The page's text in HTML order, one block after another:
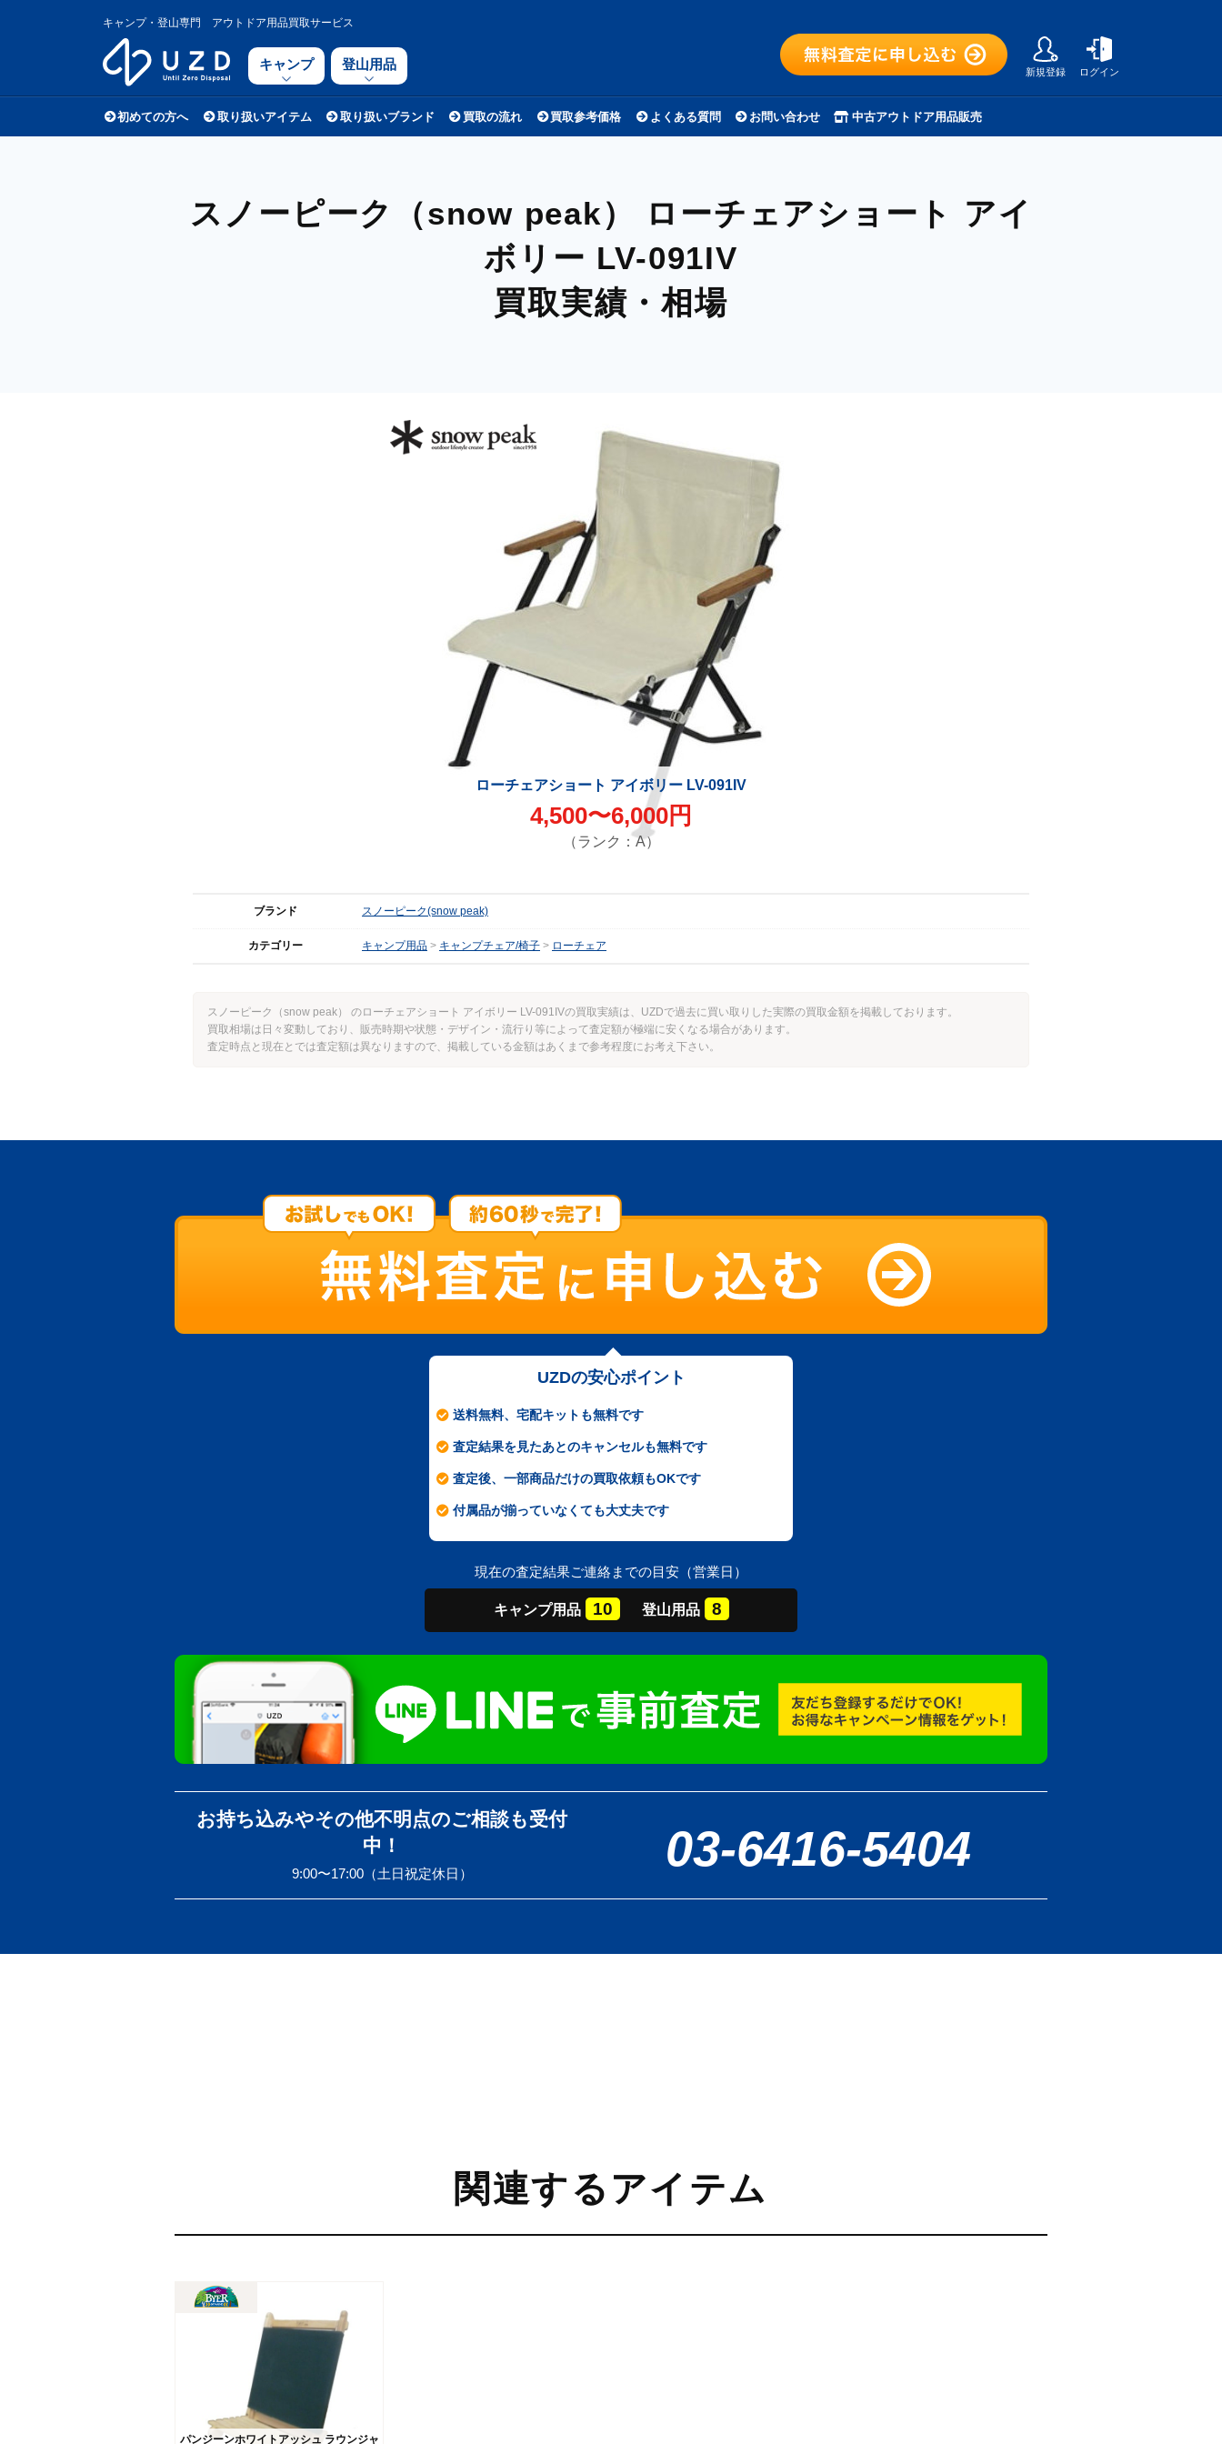
キャンプ・登山専門 アウトドア用品買取サービス
キャンプ 登山用品 新規登録 ログイン
初めての方へ 取り扱いアイテム 取り扱いブランド 買取の流れ 買取参考価格 よくある質問 お問い合わせ 中古アウトドア用品販売
スノーピーク（snow peak）
ローチェアショート アイ
ボリー LV-091IV
買取実績・相場
ローチェアショート アイボリー LV-091IV
4,500〜6,000円
（ランク：A）
ブランド スノーピーク(snow peak)
カテゴリー キャンプ用品 キャンプチェア/椅子 ローチェア
スノーピーク（snow peak） のローチェアショート アイボリー LV-091IVの買取実績は、UZDで過去に買い取りした実際の買取金額を掲載しております。
買取相場は日々変動しており、販売時期や状態・デザイン・流行り等によって査定額が極端に安くなる場合があります。
査定時点と現在とでは査定額は異なりますので、掲載している金額はあくまで参考程度にお考え下さい。
UZDの安心ポイント
送料無料、宅配キットも無料です
査定結果を見たあとのキャンセルも無料です
査定後、一部商品だけの買取依頼もOKです
付属品が揃っていなくても大丈夫です
現在の査定結果ご連絡までの目安（営業日）
キャンプ用品 10 登山用品 8
お持ち込みやその他不明点のご相談も受付
中！
9:00〜17:00（土日祝定休日） 03-6416-5404
関連するアイテム
パンジーンホワイトアッシュ ラウンジャ